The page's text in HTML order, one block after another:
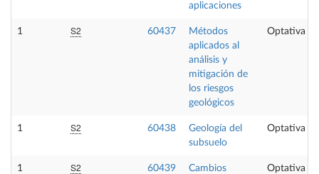
aplicaciones
1 S2 60437
Métodos
aplicados al
análisis y
mitigación de
los riesgos
geológicos
Optativa
1 S2 60438
Geología del
subsuelo
Optativa
1 S2 60439
Cambios
Optativa